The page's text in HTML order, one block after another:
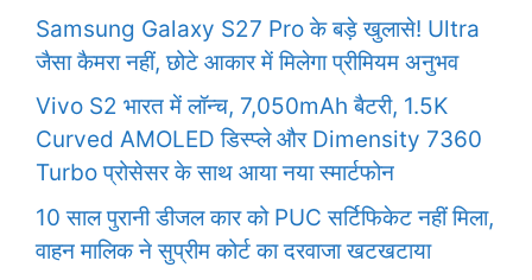
Samsung Galaxy S27 Pro के बड़े खुलासे! Ultra
जैसा कैमरा नहीं, छोटे आकार में मिलेगा प्रीमियम अनुभव
Vivo S2 भारत में लॉन्च, 7,050mAh बैटरी, 1.5K
Curved AMOLED डिस्प्ले और Dimensity 7360
Turbo प्रोसेसर के साथ आया नया स्मार्टफोन
10 साल पुरानी डीजल कार को PUC सर्टिफिकेट नहीं मिला,
वाहन मालिक ने सुप्रीम कोर्ट का दरवाजा खटखटाया